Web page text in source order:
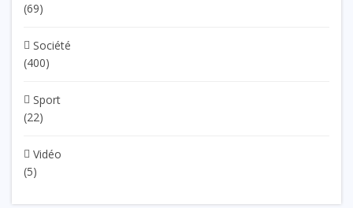
(69)
Société
(400)
Sport
(22)
Vidéo
(5)